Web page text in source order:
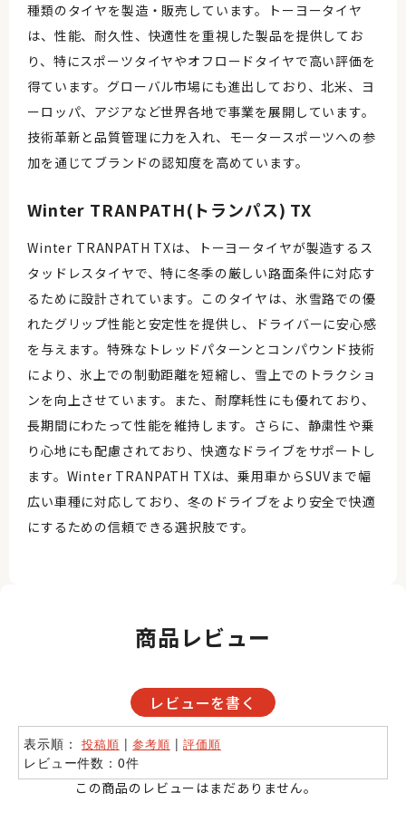
種類のタイヤを製造・販売しています。トーヨータイヤ
は、性能、耐久性、快適性を重視した製品を提供してお
り、特にスポーツタイヤやオフロードタイヤで高い評価を
得ています。グローバル市場にも進出しており、北米、ヨ
ーロッパ、アジアなど世界各地で事業を展開しています。
技術革新と品質管理に力を入れ、モータースポーツへの参
加を通じてブランドの認知度を高めています。
Winter TRANPATH(トランパス) TX
Winter TRANPATH TXは、トーヨータイヤが製造するス
タッドレスタイヤで、特に冬季の厳しい路面条件に対応す
るために設計されています。このタイヤは、氷雪路での優
れたグリップ性能と安定性を提供し、ドライバーに安心感
を与えます。特殊なトレッドパターンとコンパウンド技術
により、氷上での制動距離を短縮し、雪上でのトラクショ
ンを向上させています。また、耐摩耗性にも優れており、
長期間にわたって性能を維持します。さらに、静粛性や乗
り心地にも配慮されており、快適なドライブをサポートし
ます。Winter TRANPATH TXは、乗用車からSUVまで幅
広い車種に対応しており、冬のドライブをより安全で快適
にするための信頼できる選択肢です。
商品レビュー
レビューを書く
表示順：投稿順 |参考順 |評価順
レビュー件数：0件
この商品のレビューはまだありません。